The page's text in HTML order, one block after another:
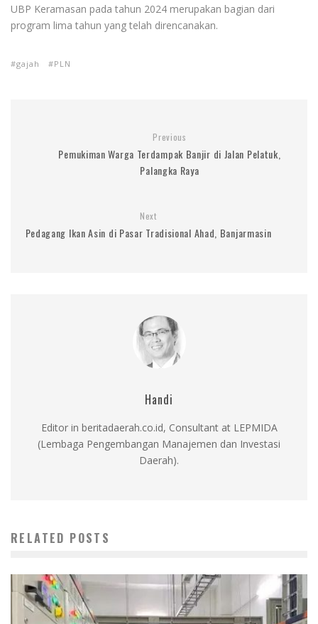
UBP Keramasan pada tahun 2024 merupakan bagian dari
program lima tahun yang telah direncanakan.
gajah PLN
Previous
Pemukiman Warga Terdampak Banjir di Jalan Pelatuk,
Palangka Raya
Next
Pedagang Ikan Asin di Pasar Tradisional Ahad, Banjarmasin
Handi
Editor in beritadaerah.co.id, Consultant at LEPMIDA
(Lembaga Pengembangan Manajemen dan Investasi
Daerah).
RELATED POSTS